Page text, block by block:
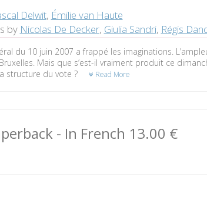
Delwit, Émilie van Haute
by Nicolas De Decker, Giulia Sandri, Régis
du 10 juin 2007 a frappé les imaginations.
Mais que s’est-il vraiment produit ce
structure du vote ?
Read More
- In French 13.00 €